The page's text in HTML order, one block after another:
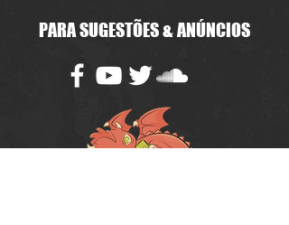
PARA SUGESTÕES & ANÚNCIOS